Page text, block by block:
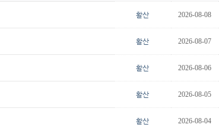
활산 2026-08-08
활산 2026-08-07
활산 2026-08-06
활산 2026-08-05
활산 2026-08-04